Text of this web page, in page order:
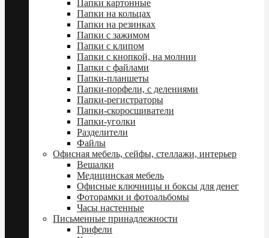
Папки картонные
Папки на кольцах
Папки на резинках
Папки с зажимом
Папки с клипом
Папки с кнопкой, на молнии
Папки с файлами
Папки-планшеты
Папки-порфели, с делениями
Папки-регистраторы
Папки-скоросшиватели
Папки-уголки
Разделители
Файлы
Офисная мебель, сейфы, стеллажи, интерьер
Вешалки
Медицинская мебель
Офисные ключницы и боксы для денег
Фоторамки и фотоальбомы
Часы настенные
Письменные принадлежности
Грифели